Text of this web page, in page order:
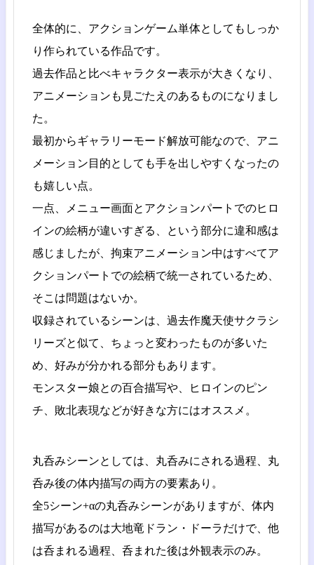
全体的に、アクションゲーム単体としてもしっか
り作られている作品です。
過去作品と比べキャラクター表示が大きくなり、
アニメーションも見ごたえのあるものになりまし
た。
最初からギャラリーモード解放可能なので、アニ
メーション目的としても手を出しやすくなったの
も嬉しい点。
一点、メニュー画面とアクションパートでのヒロ
インの絵柄が違いすぎる、という部分に違和感は
感じましたが、拘束アニメーション中はすべてア
クションパートでの絵柄で統一されているため、
そこは問題はないか。
収録されているシーンは、過去作魔天使サクラシ
リーズと似て、ちょっと変わったものが多いた
め、好みが分かれる部分もあります。
モンスター娘との百合描写や、ヒロインのピン
チ、敗北表現などが好きな方にはオススメ。
丸呑みシーンとしては、丸呑みにされる過程、丸
呑み後の体内描写の両方の要素あり。
全5シーン+αの丸呑みシーンがありますが、体内
描写があるのは大地竜ドラン・ドーラだけで、他
は呑まれる過程、呑まれた後は外観表示のみ。